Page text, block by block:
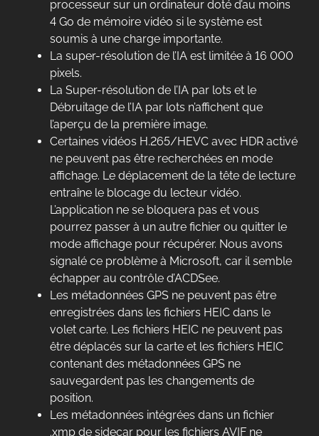
processeur sur un ordinateur doté d’au moins
4 Go de mémoire vidéo si le système est
soumis à une charge importante.
La super-résolution de l’IA est limitée à 16 000
pixels.
La Super-résolution de l’IA par lots et le
Débruitage de l’IA par lots n’affichent que
l’aperçu de la première image.
Certaines vidéos H.265/HEVC avec HDR activé
ne peuvent pas être recherchées en mode
affichage. Le déplacement de la tête de lecture
entraîne le blocage du lecteur vidéo.
L’application ne se bloquera pas et vous
pourrez passer à un autre fichier ou quitter le
mode affichage pour récupérer. Nous avons
signalé ce problème à Microsoft, car il semble
échapper au contrôle d’ACDSee.
Les métadonnées GPS ne peuvent pas être
enregistrées dans les fichiers HEIC dans le
volet carte. Les fichiers HEIC ne peuvent pas
être déplacés sur la carte et les fichiers HEIC
contenant des métadonnées GPS ne
sauvegardent pas les changements de
position.
Les métadonnées intégrées dans un fichier
.xmp de sidecar pour les fichiers AVIF ne